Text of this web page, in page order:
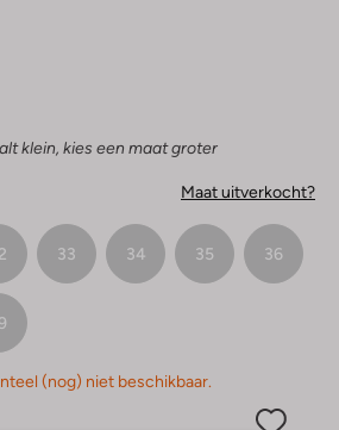
klein, kies een maat groter
Maat uitverkocht?
33 34 35 36
(nog) niet beschikbaar.